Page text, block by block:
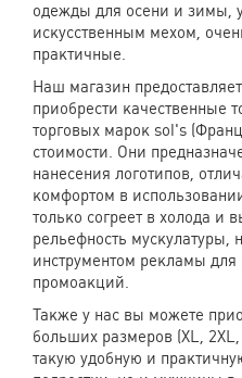
одежды для осени и зимы,
искусственным мехом,
практичные.
Наш магазин
приобрести качественные
торговых марок sol's
стоимости. Они
нанесения логотипов,
комфортом в
только согреет в холода и
рельефность
инструментом рекламы
промоакций.
Также у нас вы можете
больших размеров (XL,
такую удобную и